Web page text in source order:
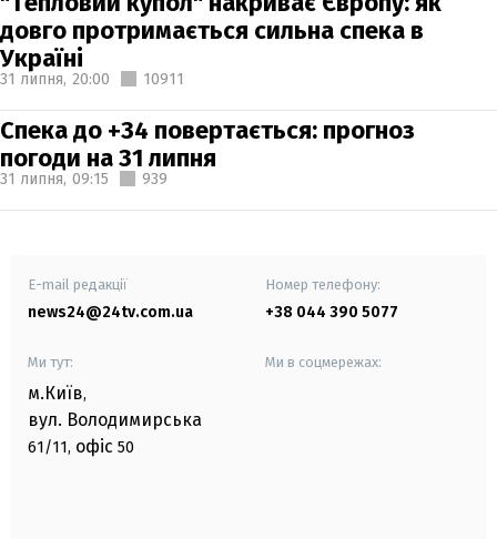
довго протримається сильна спека в
Україні
31 липня, 20:00 10911
Спека до +34 повертається: прогноз
погоди на 31 липня
31 липня, 09:15 939
E-mail редакції
news24@24tv.com.ua
Номер телефону:
+38 044 390 5077
Ми тут:
м.Київ,
вул. Володимирська
61/11, офіс 50
Ми в соцмережах: